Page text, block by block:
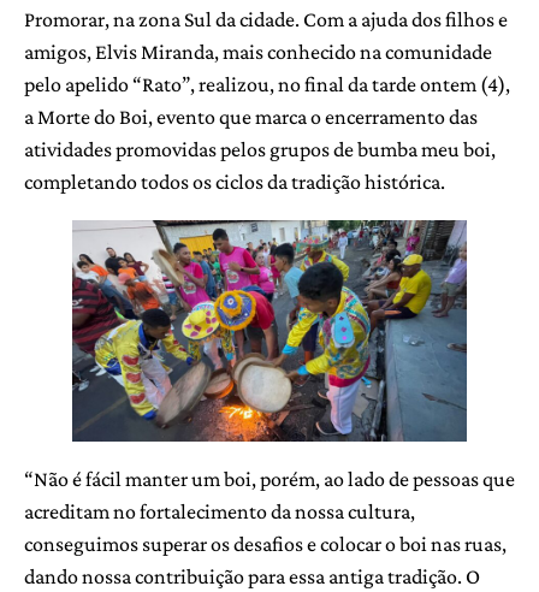
Promorar, na zona Sul da cidade. Com a ajuda dos filhos e
amigos, Elvis Miranda, mais conhecido na comunidade
pelo apelido “Rato”, realizou, no final da tarde ontem (4),
a Morte do Boi, evento que marca o encerramento das
atividades promovidas pelos grupos de bumba meu boi,
completando todos os ciclos da tradição histórica.
“Não é fácil manter um boi, porém, ao lado de pessoas que
acreditam no fortalecimento da nossa cultura,
conseguimos superar os desafios e colocar o boi nas ruas,
dando nossa contribuição para essa antiga tradição. O